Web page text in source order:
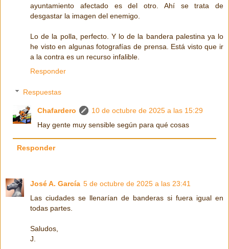
ayuntamiento afectado es del otro. Ahí se trata de
desgastar la imagen del enemigo.
Lo de la polla, perfecto. Y lo de la bandera palestina ya lo
he visto en algunas fotografías de prensa. Está visto que ir
a la contra es un recurso infalible.
Responder
Respuestas
Chafardero
10 de octubre de 2025 a las 15:29
Hay gente muy sensible según para qué cosas
Responder
José A. García 5 de octubre de 2025 a las 23:41
Las ciudades se llenarían de banderas si fuera igual en
todas partes.
Saludos,
J.